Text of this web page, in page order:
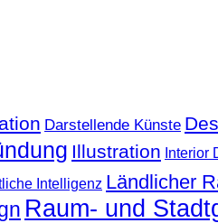
Darstellende Künste
Illustration Interior
Intelligenz Ländlicher
Raum- und